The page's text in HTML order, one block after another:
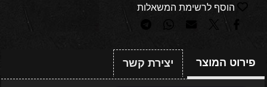
הוסף לרשימת המשאלות
פירוט המוצר יצירת קשר